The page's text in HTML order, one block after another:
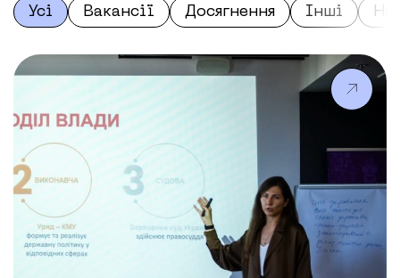
Усі Вакансії Досягнення Інші